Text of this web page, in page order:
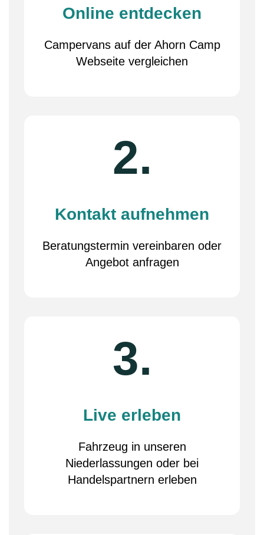
Online entdecken
Campervans auf der Ahorn Camp
Webseite vergleichen
2.
Kontakt aufnehmen
Beratungstermin vereinbaren oder
Angebot anfragen
3.
Live erleben
Fahrzeug in unseren
Niederlassungen oder bei
Handelspartnern erleben